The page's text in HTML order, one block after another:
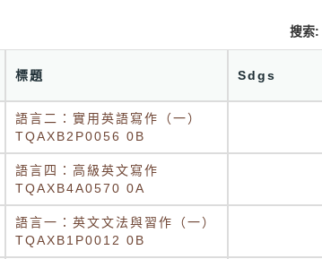
搜索:
標題 Sdgs
語言二：實用英語寫作（一）
TQAXB2P0056 0B
語言四：高級英文寫作
TQAXB4A0570 0A
語言一：英文文法與習作（一）
TQAXB1P0012 0B